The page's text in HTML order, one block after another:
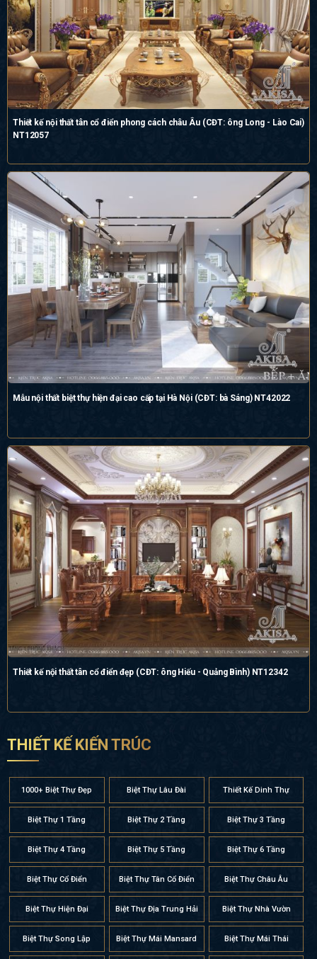
Thiết kế nội thất tân cổ điển phong cách châu Âu (CĐT: ông Long - Lào Cai)
NT12057
Mẫu nội thất biệt thự hiện đại cao cấp tại Hà Nội (CĐT: bà Sáng) NT42022
Thiết kế nội thất tân cổ điển đẹp (CĐT: ông Hiếu - Quảng Bình) NT12342
THIẾT KẾ KIẾN TRÚC
1000+ Biệt Thự Đẹp Biệt Thự Lâu Đài Thiết Kế Dinh Thự
Biệt Thự 1 Tầng Biệt Thự 2 Tầng Biệt Thự 3 Tầng
Biệt Thự 4 Tầng Biệt Thự 5 Tầng Biệt Thự 6 Tầng
Biệt Thự Cổ Điển Biệt Thự Tân Cổ Điển Biệt Thự Châu Âu
Biệt Thự Hiện Đại Biệt Thự Địa Trung Hải Biệt Thự Nhà Vườn
Biệt Thự Song Lập Biệt Thự Mái Mansard Biệt Thự Mái Thái